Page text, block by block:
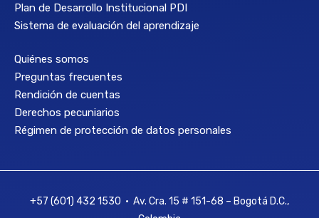
Plan de Desarrollo Institucional PDI
Sistema de evaluación del aprendizaje
Quiénes somos
Preguntas frecuentes
Rendición de cuentas
Derechos pecuniarios
Régimen de protección de datos personales
+57 (601) 432 1530 • Av. Cra. 15 # 151-68 – Bogotá D.C.,